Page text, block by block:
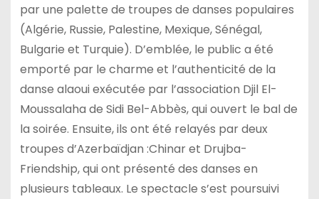
par une palette de troupes de danses populaires
(Algérie, Russie, Palestine, Mexique, Sénégal,
Bulgarie et Turquie). D’emblée, le public a été
emporté par le charme et l’authenticité de la
danse alaoui exécutée par l’association Djil El-
Moussalaha de Sidi Bel-Abbès, qui ouvert le bal de
la soirée. Ensuite, ils ont été relayés par deux
troupes d’Azerbaïdjan :Chinar et Drujba-
Friendship, qui ont présenté des danses en
plusieurs tableaux. Le spectacle s’est poursuivi